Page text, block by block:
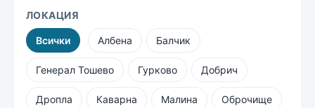
ЛОКАЦИЯ
Всички Албена Балчик
Генерал Тошево Гурково Добрич
Дропла Каварна Малина Оброчище